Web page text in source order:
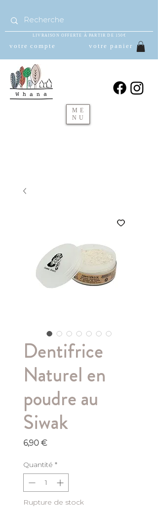
LIVRAISON OFFERTE À PARTIR DE 150€
votre compte votre panier
ME
NU
Dentifrice
Naturel en
poudre au
Siwak
6,90 €Prix
Quantité *
Rupture de stock